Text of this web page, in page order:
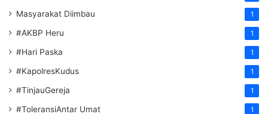
Masyarakat Diimbau 1
#AKBP Heru 1
#Hari Paska 1
#KapolresKudus 1
#TinjauGereja 1
#ToleransiAntar Umat 1